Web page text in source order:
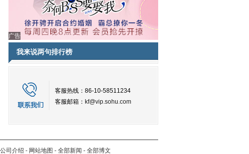
广告
我来说两句排行榜
客服热线：86-10-58511234
客服邮箱： kf@vip.sohu.com
公司介绍 - 网站地图 - 全部新闻 - 全部博文